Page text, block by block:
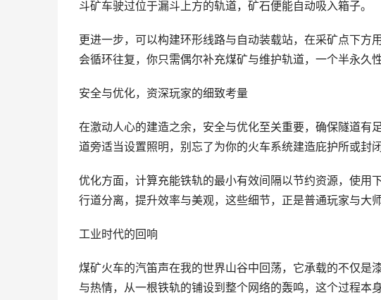
斗矿车驶过位于漏斗上方的轨道，矿石便能自动吸入箱子。
更进一步，可以构建环形线路与自动装载站，在采矿点下方
会循环往复，你只需偶尔补充煤矿与维护轨道，一个半永久
安全与优化，资深玩家的细致考量
在激动人心的建造之余，安全与优化至关重要，确保隧道有
道旁适当设置照明，别忘了为你的火车系统建造庇护所或封
优化方面，计算充能铁轨的最小有效间隔以节约资源，使用
行道分离，提升效率与美观，这些细节，正是普通玩家与大
工业时代的回响
煤矿火车的汽笛声在我的世界山谷中回荡，它承载的不仅是
与热情，从一根铁轨的铺设到整个网络的轰鸣，这个过程本